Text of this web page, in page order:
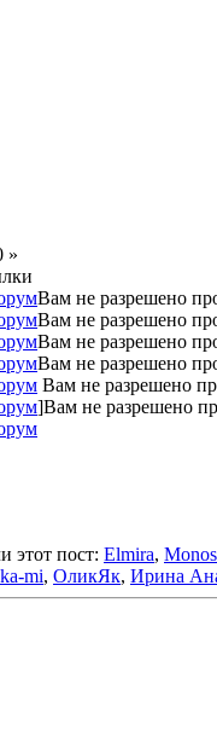
»
Вам не разрешено
Вам не разрешено
Вам не разрешено
Вам не разрешено
Вам не разрешено
]Вам не разрешено
этот пост: Elmira,
mi, ОликЯк, Ирина